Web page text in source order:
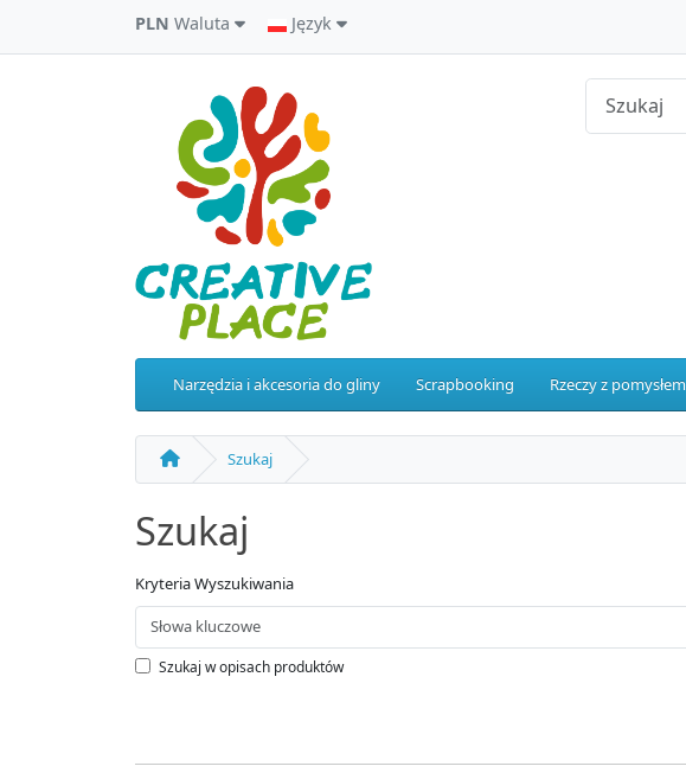
PLN Waluta Język
Narzędzia i akcesoria do gliny Scrapbooking Rzeczy z pomysłem
Szukaj
Szukaj
Kryteria Wyszukiwania
Szukaj w opisach produktów